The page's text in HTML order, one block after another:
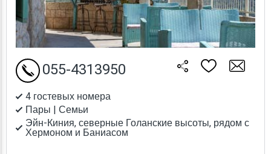
4 гостевых номера
Пары | Семьи
Эйн-Киния, северные Голанские высоты, рядом с
Хермоном и Баниасом
055-4313950